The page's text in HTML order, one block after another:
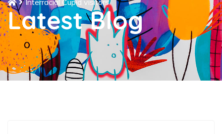
Interracial Cupid visitors
Latest Blog